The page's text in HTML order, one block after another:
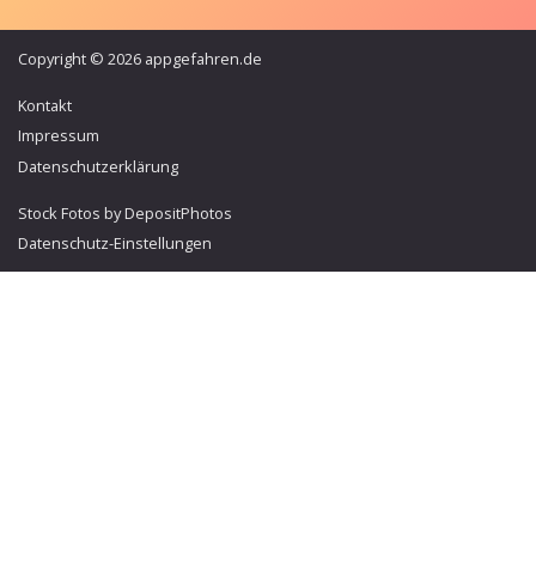
Copyright © 2026 appgefahren.de
Kontakt
Impressum
Datenschutzerklärung
Stock Fotos by DepositPhotos
Datenschutz-Einstellungen